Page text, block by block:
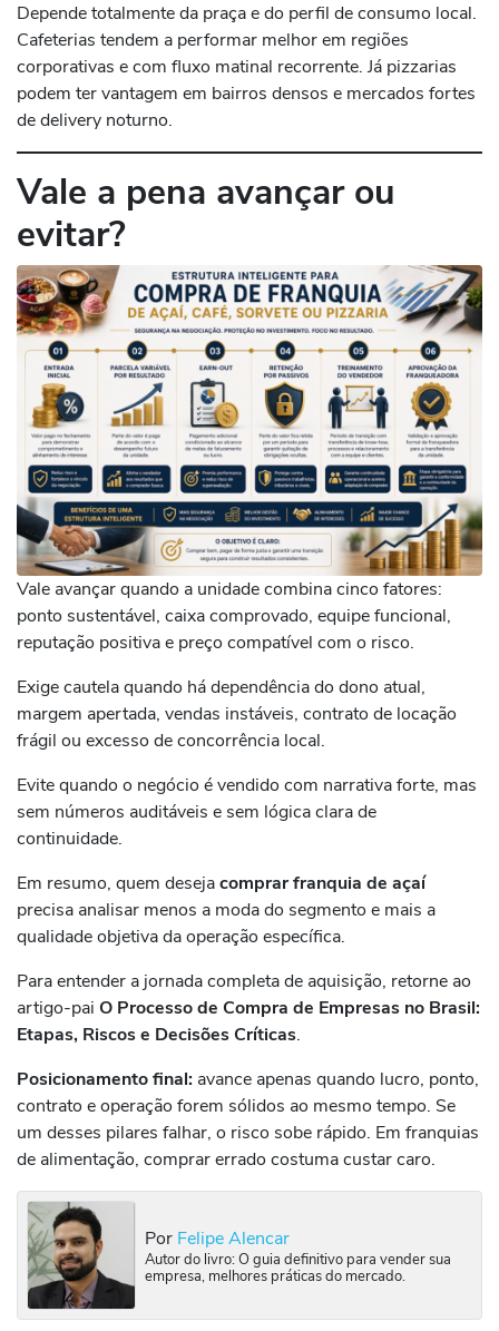
Depende totalmente da praça e do perfil de consumo local.
Cafeterias tendem a performar melhor em regiões
corporativas e com fluxo matinal recorrente. Já pizzarias
podem ter vantagem em bairros densos e mercados fortes
de delivery noturno.
Vale a pena avançar ou
evitar?
Vale avançar quando a unidade combina cinco fatores:
ponto sustentável, caixa comprovado, equipe funcional,
reputação positiva e preço compatível com o risco.
Exige cautela quando há dependência do dono atual,
margem apertada, vendas instáveis, contrato de locação
frágil ou excesso de concorrência local.
Evite quando o negócio é vendido com narrativa forte, mas
sem números auditáveis e sem lógica clara de
continuidade.
Em resumo, quem desejacomprar franquia de açaí
precisa analisar menos a moda do segmento e mais a
qualidade objetiva da operação específica.
Para entender a jornada completa de aquisição, retorne ao
artigo-pai O Processo de Compra de Empresas no Brasil:
Etapas, Riscos e Decisões Críticas.
Posicionamento final: avance apenas quando lucro, ponto,
contrato e operação forem sólidos ao mesmo tempo. Se
um desses pilares falhar, o risco sobe rápido. Em franquias
de alimentação, comprar errado costuma custar caro.
Por Felipe Alencar
Autor do livro: O guia definitivo para vender sua
empresa, melhores práticas do mercado.